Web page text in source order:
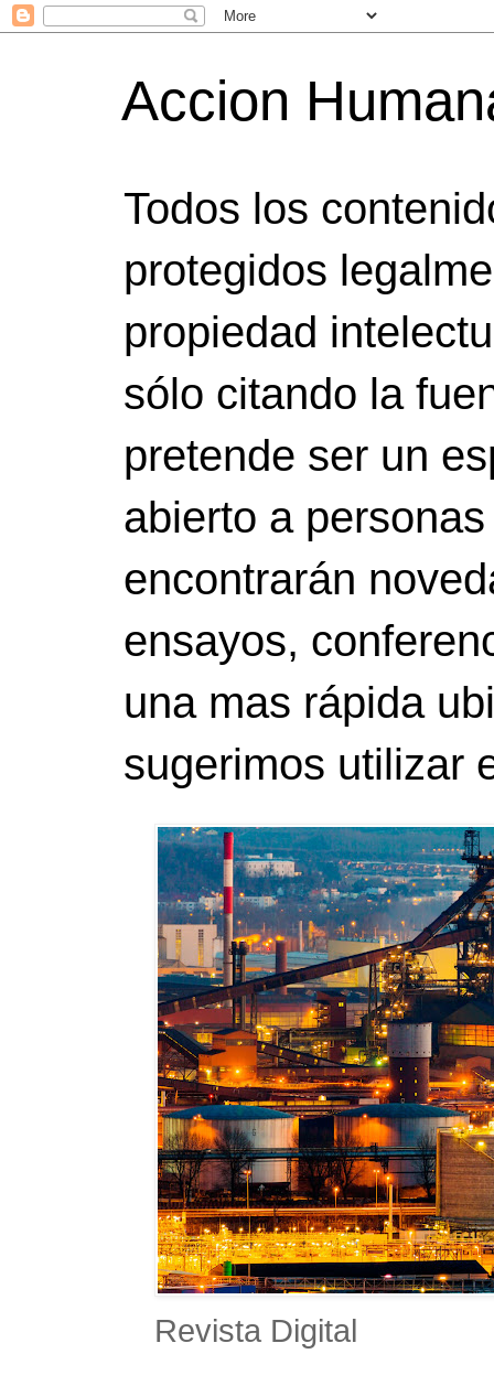
Accion
Todos los
protegidos
propiedad
sólo citando la
pretende ser un
abierto a
encontrarán
ensayos,
una mas rápida
sugerimos utilizar
Revista Digital